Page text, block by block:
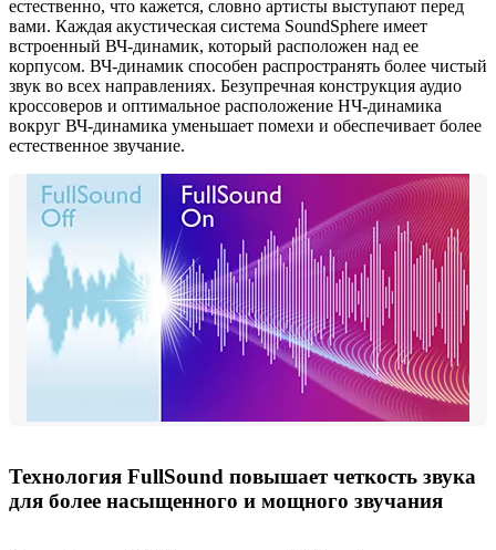
естественно, что кажется, словно артисты выступают перед
вами. Каждая акустическая система SoundSphere имеет
встроенный ВЧ-динамик, который расположен над ее
корпусом. ВЧ-динамик способен распространять более чистый
звук во всех направлениях. Безупречная конструкция аудио
кроссоверов и оптимальное расположение НЧ-динамика
вокруг ВЧ-динамика уменьшает помехи и обеспечивает более
естественное звучание.
Технология FullSound повышает четкость звука
для более насыщенного и мощного звучания